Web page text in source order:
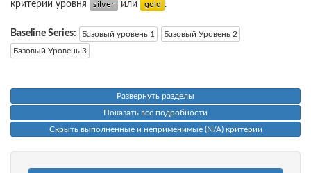
критерии уровня
или .
Baseline Series: Базовый уровень 1
Базовый Уровень 2
Базовый Уровень 3
Развернуть разделы
Показать все подробности
Скрыть выполненные и неприменимые (N/A) критерии